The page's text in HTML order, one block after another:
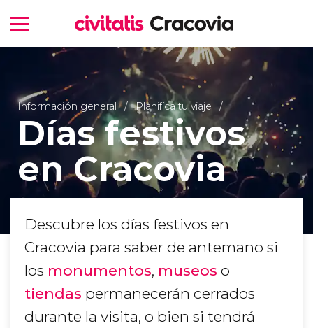
Información general Planifica tu viaje
Días festivos
en Cracovia
Descubre los días festivos en
Cracovia para saber de antemano si
los monumentos, museos o
tiendas permanecerán cerrados
durante la visita, o bien si tendrá